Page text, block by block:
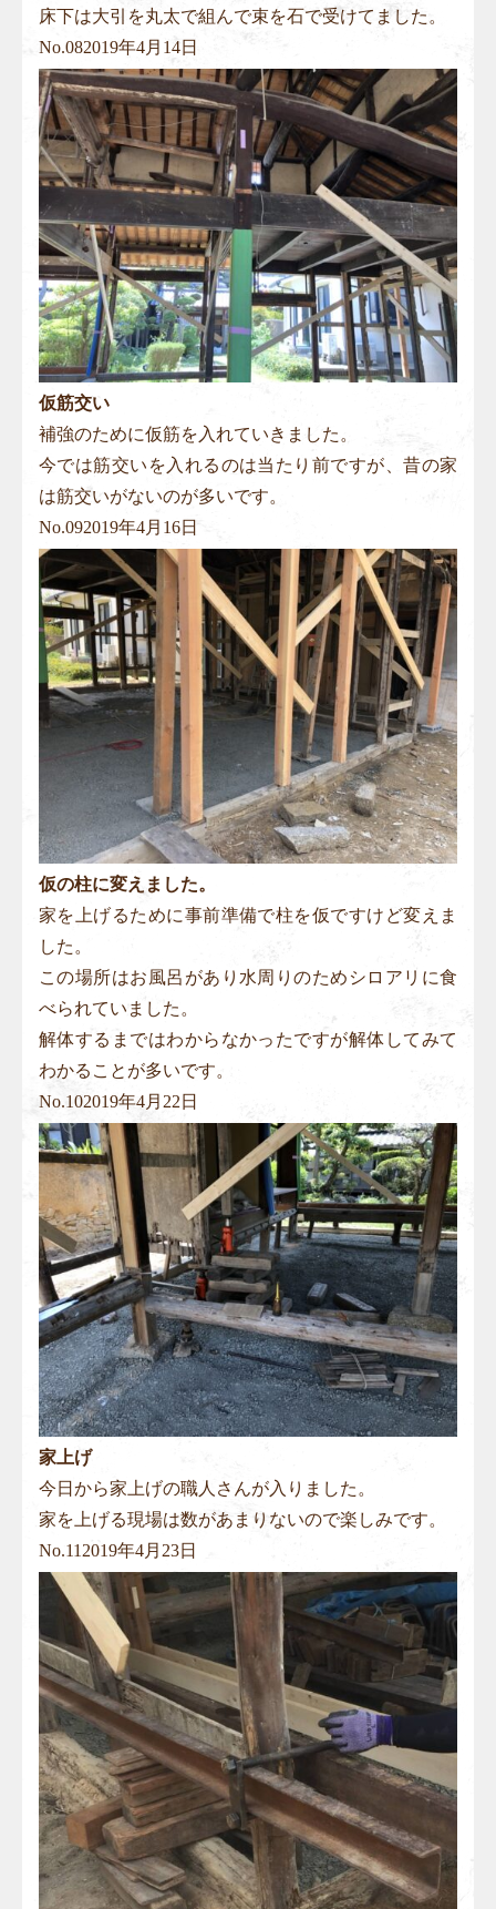
床下は大引を丸太で組んで束を石で受けてました。
No.082019年4月14日
仮筋交い
補強のために仮筋を入れていきました。
今では筋交いを入れるのは当たり前ですが、昔の家
は筋交いがないのが多いです。
No.092019年4月16日
仮の柱に変えました。
家を上げるために事前準備で柱を仮ですけど変えま
した。
この場所はお風呂があり水周りのためシロアリに食
べられていました。
解体するまではわからなかったですが解体してみて
わかることが多いです。
No.102019年4月22日
家上げ
今日から家上げの職人さんが入りました。
家を上げる現場は数があまりないので楽しみです。
No.11 2019年4月23日